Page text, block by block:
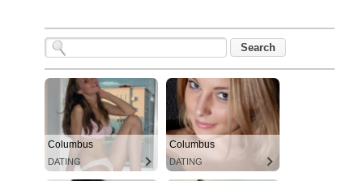
Columbus
DATING
Columbus
DATING